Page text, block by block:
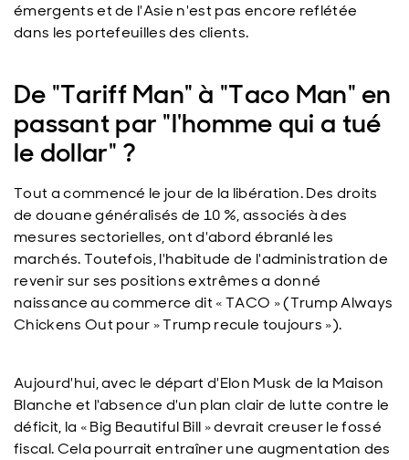
émergents et de l'Asie n'est pas encore reflétée
dans les portefeuilles des clients.
De "Tariff Man" à "Taco Man" en
passant par "l'homme qui a tué
le dollar" ?
Tout a commencé le jour de la libération. Des droits
de douane généralisés de 10 %, associés à des
mesures sectorielles, ont d'abord ébranlé les
marchés. Toutefois, l'habitude de l'administration de
revenir sur ses positions extrêmes a donné
naissance au commerce dit « TACO » (Trump Always
Chickens Out pour » Trump recule toujours »).
Aujourd'hui, avec le départ d'Elon Musk de la Maison
Blanche et l'absence d'un plan clair de lutte contre le
déficit, la « Big Beautiful Bill » devrait creuser le fossé
fiscal. Cela pourrait entraîner une augmentation des